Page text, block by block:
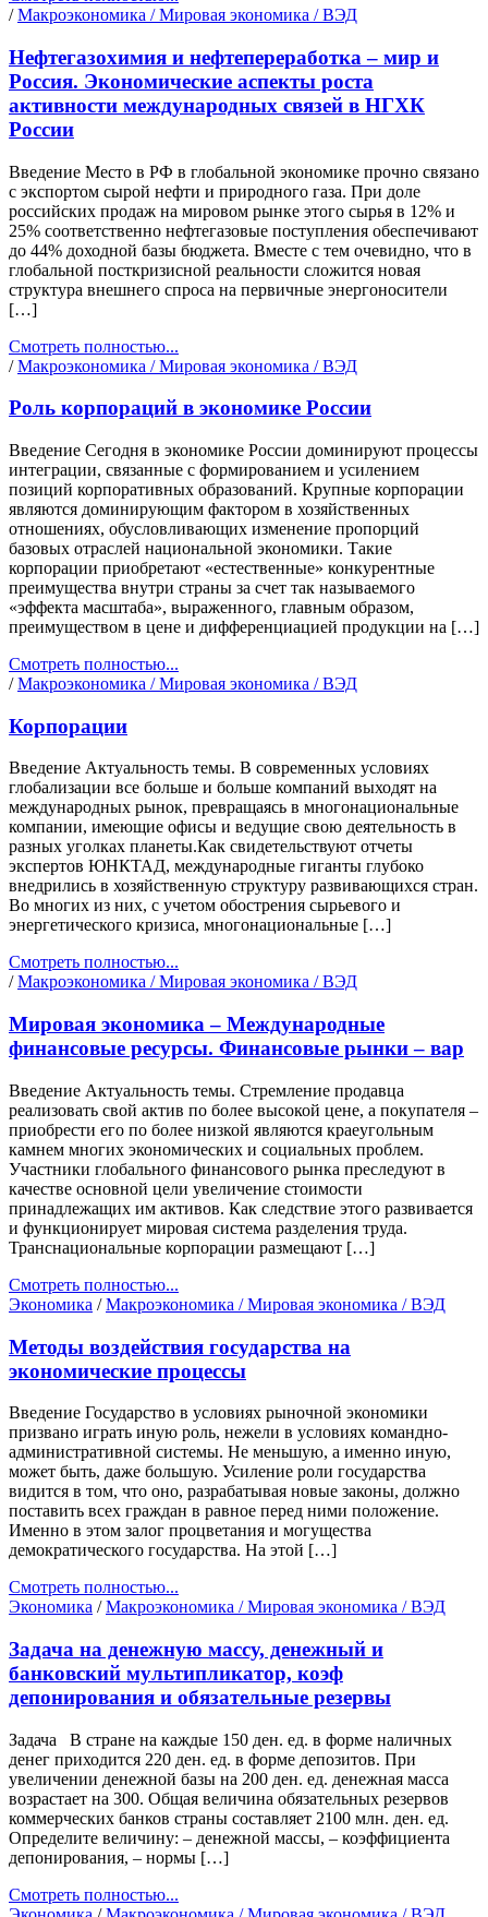
/Макроэкономика / Мировая экономика / ВЭД
Нефтегазохимия и нефтепереработка – мир и
Россия. Экономические аспекты роста
активности международных связей в НГХК
России
Введение Место в РФ в глобальной экономике прочно связано
с экспортом сырой нефти и природного газа. При доле
российских продаж на мировом рынке этого сырья в 12% и
25% соответственно нефтегазовые поступления обеспечивают
до 44% доходной базы бюджета. Вместе с тем очевидно, что в
глобальной посткризисной реальности сложится новая
структура внешнего спроса на первичные энергоносители
[…]
Смотреть полностью...
/Макроэкономика / Мировая экономика / ВЭД
Роль корпораций в экономике России
Введение Сегодня в экономике России доминируют процессы
интеграции, связанные с формированием и усилением
позиций корпоративных образований. Крупные корпорации
являются доминирующим фактором в хозяйственных
отношениях, обусловливающих изменение пропорций
базовых отраслей национальной экономики. Такие
корпорации приобретают «естественные» конкурентные
преимущества внутри страны за счет так называемого
«эффекта масштаба», выраженного, главным образом,
преимуществом в цене и дифференциацией продукции на […]
Смотреть полностью...
/Макроэкономика / Мировая экономика / ВЭД
Корпорации
Введение Актуальность темы. В современных условиях
глобализации все больше и больше компаний выходят на
международных рынок, превращаясь в многонациональные
компании, имеющие офисы и ведущие свою деятельность в
разных уголках планеты.Как свидетельствуют отчеты
экспертов ЮНКТАД, международные гиганты глубоко
внедрились в хозяйственную структуру развивающихся стран.
Во многих из них, с учетом обострения сырьевого и
энергетического кризиса, многонациональные […]
Смотреть полностью...
/Макроэкономика / Мировая экономика / ВЭД
Мировая экономика – Международные
финансовые ресурсы. Финансовые рынки – вар
Введение Актуальность темы. Стремление продавца
реализовать свой актив по более высокой цене, а покупателя –
приобрести его по более низкой являются краеугольным
камнем многих экономических и социальных проблем.
Участники глобального финансового рынка преследуют в
качестве основной цели увеличение стоимости
принадлежащих им активов. Как следствие этого развивается
и функционирует мировая система разделения труда.
Транснациональные корпорации размещают […]
Смотреть полностью...
Экономика /Макроэкономика / Мировая экономика / ВЭД
Методы воздействия государства на
экономические процессы
Введение Государство в условиях рыночной экономики
призвано играть иную роль, нежели в условиях командно-
административной системы. Не меньшую, а именно иную,
может быть, даже большую. Усиление роли государства
видится в том, что оно, разрабатывая новые законы, должно
поставить всех граждан в равное перед ними положение.
Именно в этом залог процветания и могущества
демократического государства. На этой […]
Смотреть полностью...
Экономика /Макроэкономика / Мировая экономика / ВЭД
Задача на денежную массу, денежный и
банковский мультипликатор, коэф
депонирования и обязательные резервы
Задача В стране на каждые 150 ден. ед. в форме наличных
денег приходится 220 ден. ед. в форме депозитов. При
увеличении денежной базы на 200 ден. ед. денежная масса
возрастает на 300. Общая величина обязательных резервов
коммерческих банков страны составляет 2100 млн. ден. ед.
Определите величину: – денежной массы, – коэффициента
депонирования, – нормы […]
Смотреть полностью...